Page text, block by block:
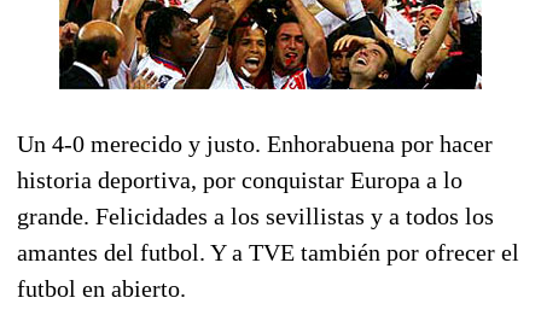
Un 4-0 merecido y justo. Enhorabuena por hacer
historia deportiva, por conquistar Europa a lo
grande. Felicidades a los sevillistas y a todos los
amantes del futbol. Y a TVE también por ofrecer el
futbol en abierto.